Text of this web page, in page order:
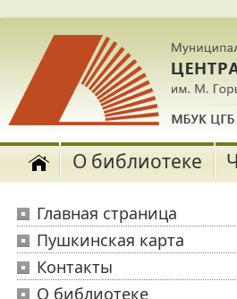
О библиотеке
Главная страница
Пушкинская карта
Контакты
О библиотеке